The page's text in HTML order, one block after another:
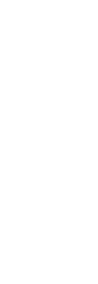
HOGYAN
FIZETÉSI